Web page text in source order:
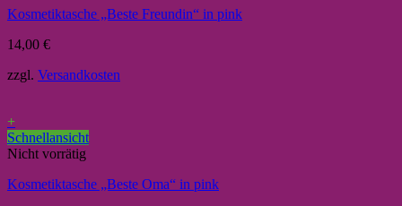
Kosmetiktasche „Beste Freundin“ in pink
14,00 €
zzgl. Versandkosten
+
Schnellansicht
Nicht vorrätig
Kosmetiktasche „Beste Oma“ in pink